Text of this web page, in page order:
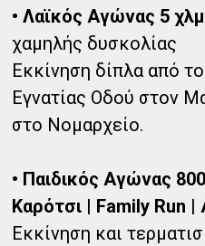
• Λαϊκός Αγώνας 5 χλμ
χαμηλής δυσκολίας
Εκκίνηση δίπλα από
Εγνατίας Οδού στον
στο Νομαρχείο.
• Παιδικός Αγώνας
Kαρότσι | Family Run
Εκκίνηση και